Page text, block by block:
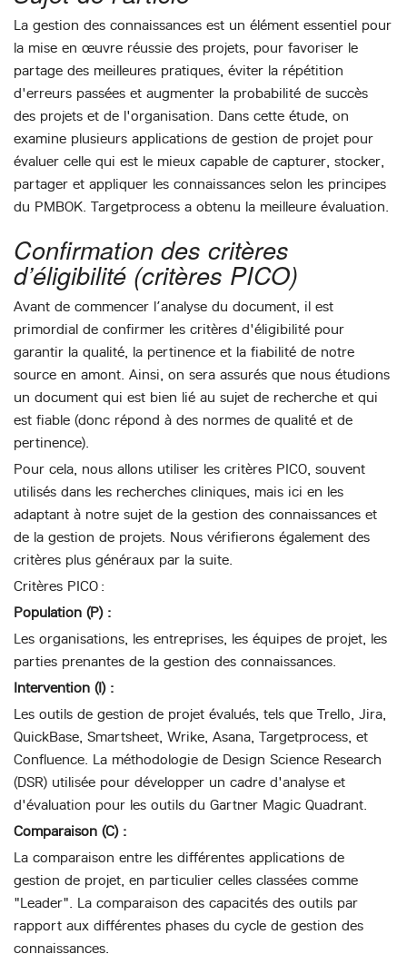
La gestion des connaissances est un élément essentiel pour
la mise en œuvre réussie des projets, pour favoriser le
partage des meilleures pratiques, éviter la répétition
d'erreurs passées et augmenter la probabilité de succès
des projets et de l'organisation. Dans cette étude, on
examine plusieurs applications de gestion de projet pour
évaluer celle qui est le mieux capable de capturer, stocker,
partager et appliquer les connaissances selon les principes
du PMBOK. Targetprocess a obtenu la meilleure évaluation.
Confirmation des critères
d’éligibilité (critères PICO)
Avant de commencer l’analyse du document, il est
primordial de confirmer les critères d'éligibilité pour
garantir la qualité, la pertinence et la fiabilité de notre
source en amont. Ainsi, on sera assurés que nous étudions
un document qui est bien lié au sujet de recherche et qui
est fiable (donc répond à des normes de qualité et de
pertinence).
Pour cela, nous allons utiliser les critères PICO, souvent
utilisés dans les recherches cliniques, mais ici en les
adaptant à notre sujet de la gestion des connaissances et
de la gestion de projets. Nous vérifierons également des
critères plus généraux par la suite.
Critères PICO :
Population (P) :
Les organisations, les entreprises, les équipes de projet, les
parties prenantes de la gestion des connaissances.
Intervention (I) :
Les outils de gestion de projet évalués, tels que Trello, Jira,
QuickBase, Smartsheet, Wrike, Asana, Targetprocess, et
Confluence. La méthodologie de Design Science Research
(DSR) utilisée pour développer un cadre d'analyse et
d'évaluation pour les outils du Gartner Magic Quadrant.
Comparaison (C) :
La comparaison entre les différentes applications de
gestion de projet, en particulier celles classées comme
"Leader". La comparaison des capacités des outils par
rapport aux différentes phases du cycle de gestion des
connaissances.